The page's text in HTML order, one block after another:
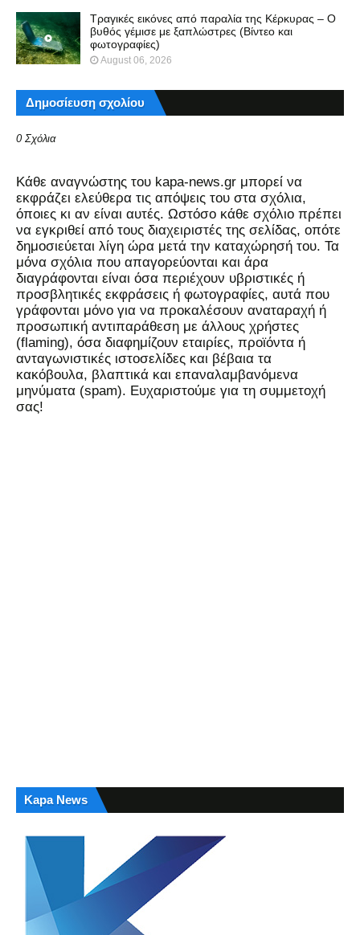
Τραγικές εικόνες από παραλία της Κέρκυρας – Ο
βυθός γέμισε με ξαπλώστρες (Βίντεο και
φωτογραφίες)
August 06, 2026
Δημοσίευση σχολίου
0 Σχόλια
Kάθε αναγνώστης του kapa-news.gr μπορεί να
εκφράζει ελεύθερα τις απόψεις του στα σχόλια,
όποιες κι αν είναι αυτές. Ωστόσο κάθε σχόλιο πρέπει
να εγκριθεί από τους διαχειριστές της σελίδας, οπότε
δημοσιεύεται λίγη ώρα μετά την καταχώρησή του. Τα
μόνα σχόλια που απαγορεύονται και άρα
διαγράφονται είναι όσα περιέχουν υβριστικές ή
προσβλητικές εκφράσεις ή φωτογραφίες, αυτά που
γράφονται μόνο για να προκαλέσουν αναταραχή ή
προσωπική αντιπαράθεση με άλλους χρήστες
(flaming), όσα διαφημίζουν εταιρίες, προϊόντα ή
ανταγωνιστικές ιστοσελίδες και βέβαια τα
κακόβουλα, βλαπτικά και επαναλαμβανόμενα
μηνύματα (spam). Ευχαριστούμε για τη συμμετοχή
σας!
Kapa News